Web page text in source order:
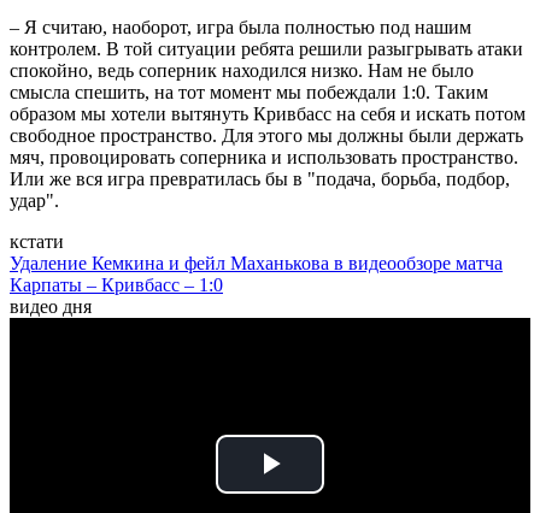
– Я считаю, наоборот, игра была полностью под нашим
контролем. В той ситуации ребята решили разыгрывать атаки
спокойно, ведь соперник находился низко. Нам не было
смысла спешить, на тот момент мы побеждали 1:0. Таким
образом мы хотели вытянуть Кривбасс на себя и искать потом
свободное пространство. Для этого мы должны были держать
мяч, провоцировать соперника и использовать пространство.
Или же вся игра превратилась бы в "подача, борьба, подбор,
удар".
кстати
Удаление Кемкина и фейл Маханькова в видеообзоре матча
Карпаты – Кривбасс – 1:0
видео дня
Play